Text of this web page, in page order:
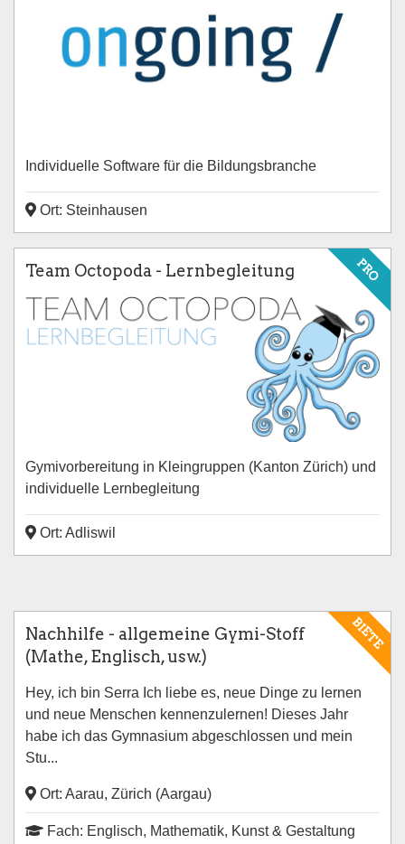
Individuelle Software für die Bildungsbranche
Ort: Steinhausen
PRO
Team Octopoda - Lernbegleitung
Gymivorbereitung in Kleingruppen (Kanton Zürich) und
individuelle Lernbegleitung
Ort: Adliswil
BIETE
Nachhilfe - allgemeine Gymi-Stoff
(Mathe, Englisch, usw.)
Hey, ich bin Serra Ich liebe es, neue Dinge zu lernen
und neue Menschen kennenzulernen! Dieses Jahr
habe ich das Gymnasium abgeschlossen und mein
Stu...
Ort: Aarau, Zürich (Aargau)
Fach: Englisch, Mathematik, Kunst & Gestaltung